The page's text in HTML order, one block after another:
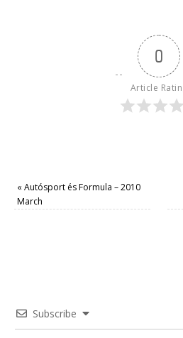
0
Article
« Autósport és Formula – 2010
March
Subscribe